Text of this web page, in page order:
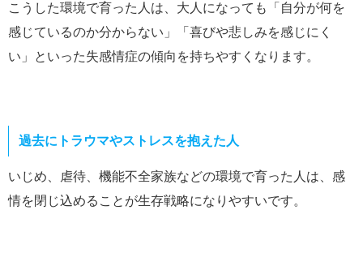
こうした環境で育った人は、大人になっても「自分が何を
感じているのか分からない」「喜びや悲しみを感じにく
い」といった失感情症の傾向を持ちやすくなります。
過去にトラウマやストレスを抱えた人
いじめ、虐待、機能不全家族などの環境で育った人は、感
情を閉じ込めることが生存戦略になりやすいです。